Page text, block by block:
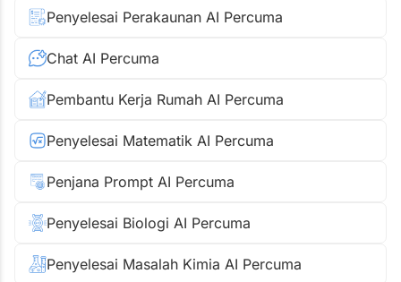
Penyelesai Perakaunan AI Percuma
Chat AI Percuma
Pembantu Kerja Rumah AI Percuma
Penyelesai Matematik AI Percuma
Penjana Prompt AI Percuma
Penyelesai Biologi AI Percuma
Penyelesai Masalah Kimia AI Percuma